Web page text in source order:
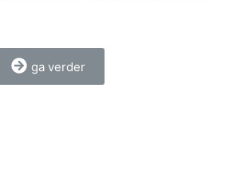
ga verder